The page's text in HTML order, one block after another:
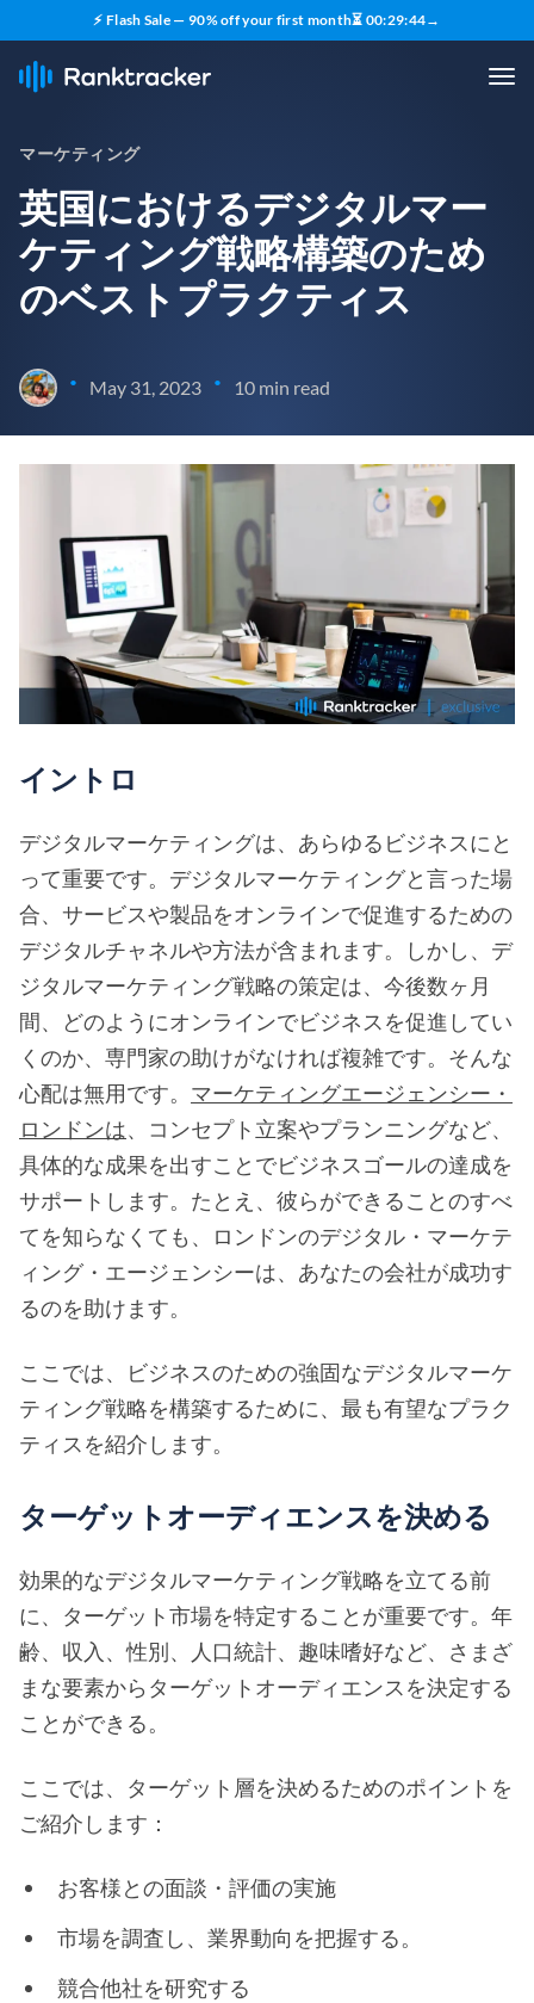
⚡ Flash Sale — 90% off your first month⏳ 00:29:43→
マーケティング
英国におけるデジタルマー
ケティング戦略構築のため
のベストプラクティス
• May 31, 2023 • 10 min read
イントロ
デジタルマーケティングは、あらゆるビジネスにと
って重要です。デジタルマーケティングと言った場
合、サービスや製品をオンラインで促進するための
デジタルチャネルや方法が含まれます。しかし、デ
ジタルマーケティング戦略の策定は、今後数ヶ月
間、どのようにオンラインでビジネスを促進してい
くのか、専門家の助けがなければ複雑です。そんな
心配は無用です。 マーケティングエージェンシー・
ロンドンは、コンセプト立案やプランニングなど、
具体的な成果を出すことでビジネスゴールの達成を
サポートします。たとえ、彼らができることのすべ
てを知らなくても、ロンドンのデジタル・マーケテ
ィング・エージェンシーは、あなたの会社が成功す
るのを助けます。
ここでは、ビジネスのための強固なデジタルマーケ
ティング戦略を構築するために、最も有望なプラク
ティスを紹介します。
ターゲットオーディエンスを決める
効果的なデジタルマーケティング戦略を立てる前
に、ターゲット市場を特定することが重要です。年
齢、収入、性別、人口統計、趣味嗜好など、さまざ
まな要素からターゲットオーディエンスを決定する
ことができる。
ここでは、ターゲット層を決めるためのポイントを
ご紹介します：
お客様との面談・評価の実施
市場を調査し、業界動向を把握する。
競合他社を研究する